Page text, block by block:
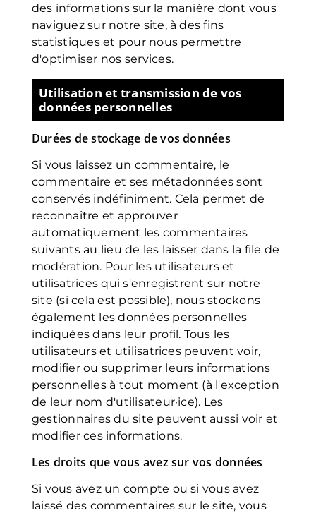
des informations sur la manière dont vous
naviguez sur notre site, à des fins
statistiques et pour nous permettre
d'optimiser nos services.
Utilisation et transmission de vos
données personnelles
Durées de stockage de vos données
Si vous laissez un commentaire, le
commentaire et ses métadonnées sont
conservés indéfiniment. Cela permet de
reconnaître et approuver
automatiquement les commentaires
suivants au lieu de les laisser dans la file de
modération. Pour les utilisateurs et
utilisatrices qui s'enregistrent sur notre
site (si cela est possible), nous stockons
également les données personnelles
indiquées dans leur profil. Tous les
utilisateurs et utilisatrices peuvent voir,
modifier ou supprimer leurs informations
personnelles à tout moment (à l'exception
de leur nom d'utilisateur·ice). Les
gestionnaires du site peuvent aussi voir et
modifier ces informations.
Les droits que vous avez sur vos données
Si vous avez un compte ou si vous avez
laissé des commentaires sur le site, vous